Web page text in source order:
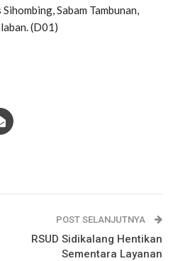
Sabam Tambunan,
(D01)
POST SELANJUTNYA
RSUD Sidikalang Hentikan
Sementara Layanan